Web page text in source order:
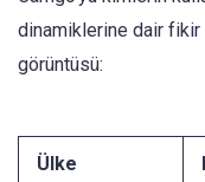
dinamiklerine dair fikir
görüntüsü:
Ülke